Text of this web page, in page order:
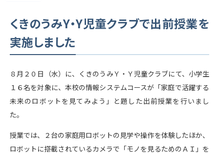
くきのうみY・Y児童クラブで出前授業を
実施しました
８月２０日（水）に、くきのうみＹ・Ｙ児童クラブにて、小学生
１６名を対象に、本校の情報システムコースが「家庭で活躍する
未来のロボットを見てみよう」と題した出前授業を行いまし
た。
授業では、２台の家庭用ロボットの見学や操作を体験したほか、
ロボットに搭載されているカメラで「モノを見るためのＡＩ」を